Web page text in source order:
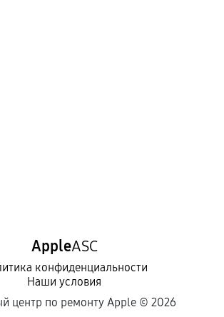
AppleASC
конфиденциальности
Наши условия
центр по ремонту Apple © 2026